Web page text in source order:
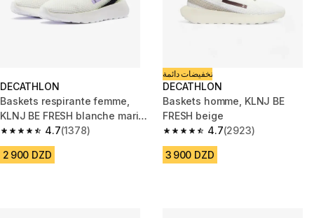
DECATHLON
Baskets respirante femme,
KLNJ BE FRESH blanche marine
vert
4.7
4.7 out of 5 stars from 1378 reviews
(1378)
2 900 DZD
تخفيضات دائمة
DECATHLON
Baskets homme, KLNJ BE
FRESH beige
4.7
4.7 out of 5 stars from 2923
(2923)
3 900 DZD